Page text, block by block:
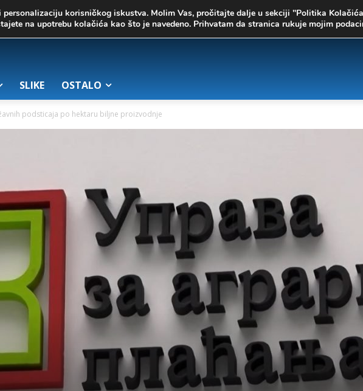
SLIKE OSTALO
podsticaja po hektaru biljne proizvodnje
korisničkog iskustva. Molim Vas, pročitajte dalje u sekciji "Politika
na upotrebu kolačića kao što je navedeno. Prihvatam da stranica rukuje mojim